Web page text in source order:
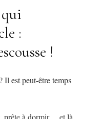
qui
:
!
Il est peut-être temps
prête à dormir… et là,